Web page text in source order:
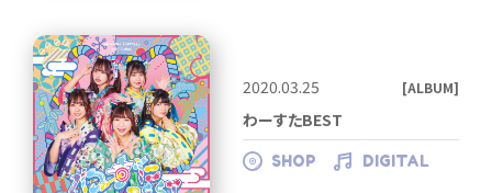
2020.03.25 [ALBUM]
わーすたBEST
SHOP DIGITAL